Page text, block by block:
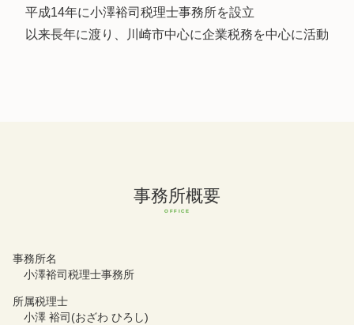
平成14年に小澤裕司税理士事務所を設立
以来長年に渡り、川崎市中心に企業税務を中心に活動
事務所概要
事務所名
小澤裕司税理士事務所
所属税理士
小澤 裕司(おざわ ひろし)